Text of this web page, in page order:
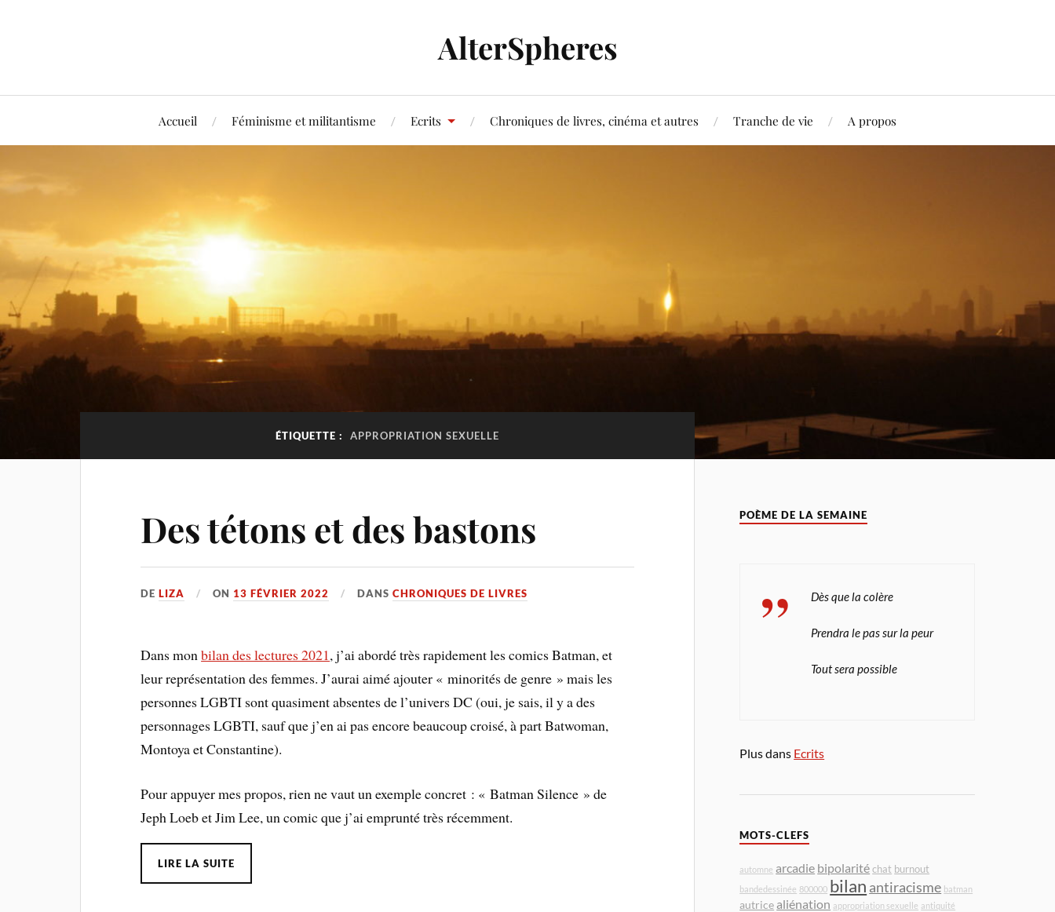
AlterSpheres
Accueil Féminisme et militantisme Ecrits Chroniques de livres, cinéma et autres Tranche de vie A propos
ÉTIQUETTE : APPROPRIATION SEXUELLE
Des tétons et des bastons
DELIZA ON 13 FÉVRIER 2022 DANSCHRONIQUES DE LIVRES
Dans monbilan des lectures 2021, j’ai abordé très rapidement les comics Batman, et
leur représentation des femmes. J’aurai aimé ajouter « minorités de genre » mais les
personnes LGBTI sont quasiment absentes de l’univers DC (oui, je sais, il y a des
personnages LGBTI, sauf que j’en ai pas encore beaucoup croisé, à part Batwoman,
Montoya et Constantine).
Pour appuyer mes propos, rien ne vaut un exemple concret : « Batman Silence » de
Jeph Loeb et Jim Lee, un comic que j’ai emprunté très récemment.
LIRE LA SUITE
POÈME DE LA SEMAINE
Dès que la colère
Prendra le pas sur la peur
Tout sera possible
Plus dans Ecrits
MOTS-CLEFS
automne arcadie bipolarité chat burnout
bandedessinée 800000 bilan antiracisme batman
autricealiénation appropriation sexuelle antiquité